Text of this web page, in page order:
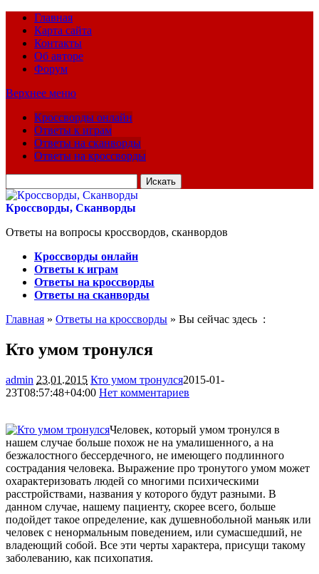
Главная
Карта сайта
Контакты
Об авторе
Форум
Верхнее меню
Кроссворды онлайн
Ответы к играм
Ответы на сканворды
Ответы на кроссворды
для:
Кроссворды, Сканворды
Ответы на вопросы кроссвордов, сканвордов
Кроссворды онлайн
Ответы к играм
Ответы на кроссворды
Ответы на сканворды
Главная » Ответы на кроссворды » Вы сейчас здесь :
Кто умом тронулся
admin 23.01.2015 Кто умом тронулся2015-01-
23T08:57:48+04:00 Нет комментариев
Человек, который умом тронулся в
нашем случае больше похож не на умалишенного, а на
безжалостного бессердечного, не имеющего подлинного
сострадания человека. Выражение про тронутого умом может
охарактеризовать людей со многими психическими
расстройствами, названия у которого будут разными. В
данном случае, нашему пациенту, скорее всего, больше
подойдет такое определение, как душевнобольной маньяк или
человек с ненормальным поведением, или сумасшедший, не
владеющий собой. Все эти черты характера, присущи такому
заболеванию, как психопатия.